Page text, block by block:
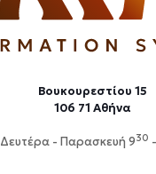
Βουκουρεστίου 15
106 71 Αθήνα
Δευτέρα - Παρασκευή 930